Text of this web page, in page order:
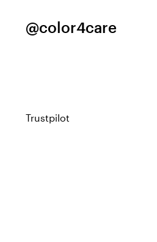
@color4care
Trustpilot